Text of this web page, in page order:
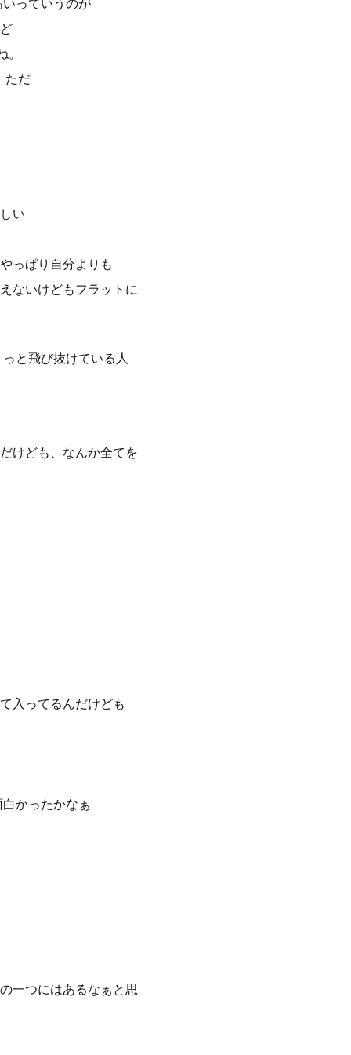
っていうのが
ただ
い
っぱり自分よりも
ないけどもフラットに
と飛び抜けている人
けども、なんか全てを
入ってるんだけども
かったかなぁ
一つにはあるなぁと思